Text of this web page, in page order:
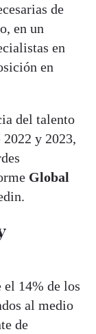
de
en un
en
en
del talento
y 2023,
Global
el 14% de los
al medio
de